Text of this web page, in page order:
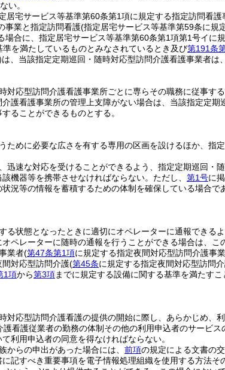
い。
居宅サービス等基準第60条第1項に規定する指定訪問看護
事業と指定訪問看護(指定居宅サービス等基準第59条に規
合に、指定居宅サービス等基準第60条第1項第1号イに
準を満たしているものとみなされているとき及び第191条
は、当該指定定期巡回・随時対応型訪問介護看護事業者は、
応型訪問介護看護事業所ごとに専らその職務に従事す
護看護事業所の管理上支障がない場合は、当該指定定期
ることができるものとする。
めに必要な広さを有する専用の区画を設けるほか、指
速な対応を受けることができるよう、指定定期巡回・
機器等を携帯させなければならない。 ただし、 第1号に
況等の情報を蓄積するための体制を確保している場合で
状態となったときに適切にオペレーターに通報できるよ
ペレーターに随時の通報を行うことができる場合は、こ
業者(第47条第1項に規定する指定夜間対応型訪問介護事
対応型訪問介護(第45条に規定する指定夜間対応型訪問
1項から第3項までに規定する設備に関する基準を満たすこ
応型訪問介護看護の提供の開始に際し、あらかじめ、
看護従業者の勤務の体制その他の利用申込者のサービス
利用申込者の同意を得なければならない。
らの申出があった場合には、 前項の規定による文書の交
記すべき重要事項を電子情報処理組織を使用する方法そ